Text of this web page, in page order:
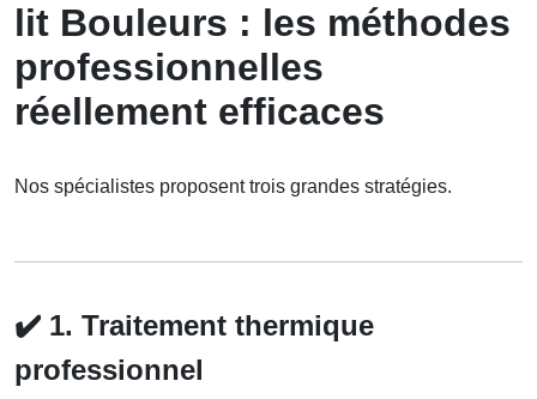
lit Bouleurs : les méthodes
professionnelles
réellement efficaces
Nos spécialistes proposent trois grandes stratégies.
✔️ 1. Traitement thermique
professionnel